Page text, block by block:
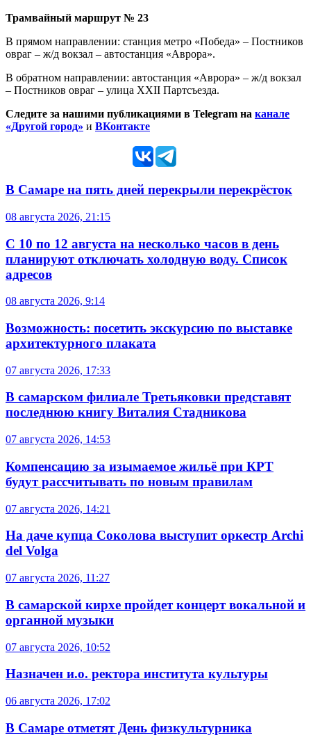
Трамвайный маршрут № 23
В прямом направлении: станция метро «Победа» – Постников
овраг – ж/д вокзал – автостанция «Аврора».
В обратном направлении: автостанция «Аврора» – ж/д вокзал
– Постников овраг – улица XXII Партсъезда.
Следите за нашими публикациями в Telegram на канале
«Другой город» и ВКонтакте
В Самаре на пять дней перекрыли перекрёсток
08 августа 2026, 21:15
С 10 по 12 августа на несколько часов в день
планируют отключать холодную воду. Список
адресов
08 августа 2026, 9:14
Возможность: посетить экскурсию по выставке
архитектурного плаката
07 августа 2026, 17:33
В самарском филиале Третьяковки представят
последнюю книгу Виталия Стадникова
07 августа 2026, 14:53
Компенсацию за изымаемое жильё при КРТ
будут рассчитывать по новым правилам
07 августа 2026, 14:21
На даче купца Соколова выступит оркестр Archi
del Volga
07 августа 2026, 11:27
В самарской кирхе пройдет концерт вокальной и
органной музыки
07 августа 2026, 10:52
Назначен и.о. ректора института культуры
06 августа 2026, 17:02
В Самаре отметят День физкультурника